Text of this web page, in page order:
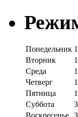
Понедельник
Вторник
Среда
Четверг
Пятница
Суббота